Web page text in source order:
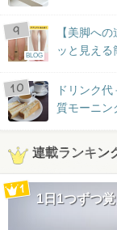
BLOG
【美脚へ
ッと見える
ドリンク
質モーニン
連載ランキン
1日1つずつ